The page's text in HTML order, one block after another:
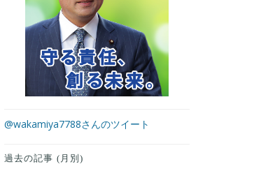
@wakamiya7788さんのツイート
過去の記事 (月別)